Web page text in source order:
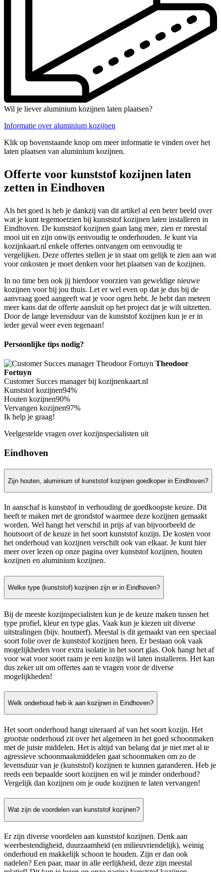
Wil je liever aluminium kozijnen laten plaatsen?
Informatie over aluminium kozijnen
Klik op bovenstaande knop om meer informatie te vinden over het
laten plaatsen van aluminium kozijnen.
Offerte voor kunststof kozijnen laten
zetten in Eindhoven
Als het goed is heb je dankzij van dit artikel al een beter beeld over
wat je kunt tegemoetzien bij kunststof kozijnen laten installeren in
Eindhoven. De kunststof kozijnen gaan lang mee, zien er meestal
mooi uit en zijn onwijs eenvoudig te onderhouden. Je kunt via
kozijnkaart.nl enkele offertes ontvangen om eenvoudig te
vergelijken. Deze offertes stellen je in staat om gelijk te zien aan wat
voor onkosten je moet denken voor het plaatsen van de kozijnen.
In no time ben ook jij hierdoor voorzien van geweldige nieuwe
kozijnen voor bij jou thuis. Let er wel even op dat je dus bij de
aanvraag goed aangeeft wat je voor ogen hebt. Je hebt dan meteen
meer kans dat de offerte aansluit op het project dat je wilt uitzetten.
Door de lange levensduur van de kunststof kozijnen kun je er in
ieder geval weer even tegenaan!
Persoonlijke tips nodig?
Theodoor
Fortuyn
Customer Succes manager bij kozijnenkaart.nl
Kunststof kozijnen94%
Houten kozijnen90%
Vervangen kozijnen97%
Ik help je graag!
Veelgestelde vragen over kozijnspecialisten uit
Eindhoven
Zijn houten, aluminium of kunststof kozijnen goedkoper in Eindhoven?
In aanschaf is kunststof in verhouding de goedkoopste keuze. Dit
heeft te maken met de grondstof waarmee deze kozijnen gemaakt
worden. Wel hangt het verschil in prijs af van bijvoorbeeld de
houtsoort of de keuze in het soort kunststof kozijn. De kosten voor
het onderhoud van kozijnen verschilt ook van elkaar. Je kunt hier
meer over lezen op onze pagina over kunststof kozijnen, houten
kozijnen en aluminium kozijnen.
Welke type (kunststof) kozijnen zijn er in Eindhoven?
Bij de meeste kozijnspecialisten kun je de keuze maken tussen het
type profiel, kleur en type glas. Vaak kun je kiezen uit diverse
uitstralingen (bijv. houtnerf). Meestal is dit gemaakt van een speciaal
soort folie over de kunststof kozijnen heen. Er bestaan ook vaak
mogelijkheden voor extra isolatie in het soort glas. Ook hangt het af
voor wat voor soort raam je een kozijn wil laten installeren. Het kan
dus zeker uit om offertes aan te vragen voor de diverse
mogelijkheden!
Welk onderhoud heb ik aan kozijnen in Eindhoven?
Het soort onderhoud hangt uiteraard af van het soort kozijn. Het
grootste onderhoud zit over het algemeen in het goed schoonmaken
met de juiste middelen. Het is altijd van belang dat je niet met al te
agressieve schoonmaakmiddelen gaat schoonmaken om zo de
levensduur van je (kunststof) kozijnen te kunnen garanderen. Heb je
reeds een bepaalde soort kozijnen en wil je minder onderhoud?
Vergelijk dan kozijnen om je oude kozijnen te laten vervangen!
Wat zijn de voordelen van kunststof kozijnen?
Er zijn diverse voordelen aan kunststof kozijnen. Denk aan
weerbestendigheid, duurzaamheid (en milieuvriendelijk), weinig
onderhoud en makkelijk schoon te houden. Zijn er dan ook
nadelen? Een paar, maar in alle eerlijkheid, deze zijn meestal